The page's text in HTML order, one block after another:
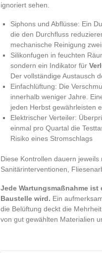
ignoriert sehen.
Siphons und Abflüsse: Ein
die den Durchfluss
mechanische Reinigung
Silikonfugen in feuchten
sondern ein Indikator für
Der vollständige Austausch
Einfachlüftung: Die
innerhalb weniger Jahre.
jeden Herbst gewährleisten
Elektrischer Verteiler:
einmal pro Quartal die
Risiko eines Stromschlags
Diese Kontrollen dauern
Sanitärinterventionen,
Jede Wartungsmaßnahme
Baustelle wird. Ein
die Belüftung deckt die
von gut gewählten Materialien